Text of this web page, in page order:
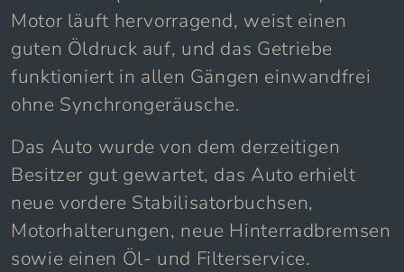
Motor läuft hervorragend, weist einen
guten Öldruck auf, und das Getriebe
funktioniert in allen Gängen einwandfrei
ohne Synchrongeräusche.
Das Auto wurde von dem derzeitigen
Besitzer gut gewartet, das Auto erhielt
neue vordere Stabilisatorbuchsen,
Motorhalterungen, neue Hinterradbremsen
sowie einen Öl- und Filterservice.